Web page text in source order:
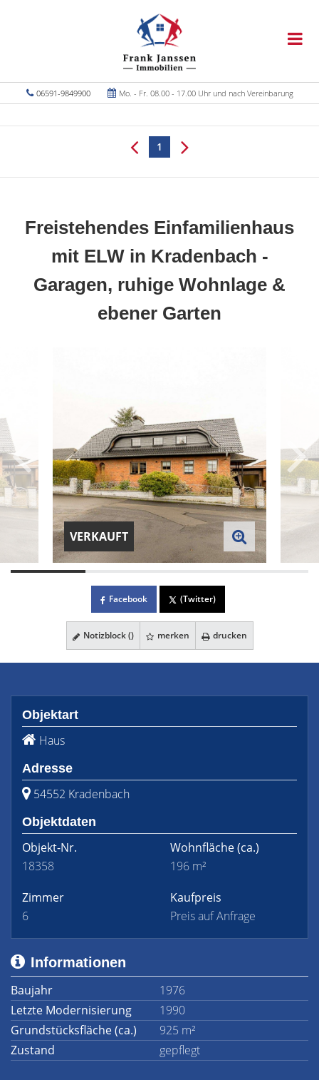
06591-9849900 Mo. - Fr. 08.00 - 17.00 Uhr und nach Vereinbarung
1
Freistehendes Einfamilienhaus
mit ELW in Kradenbach -
Garagen, ruhige Wohnlage &
ebener Garten
VERKAUFT
Facebook (Twitter)
Notizblock () merken drucken
Objektart
Haus
Adresse
54552 Kradenbach
Objektdaten
Objekt-Nr.
18358
Wohnfläche(ca.)
196 m²
Zimmer
6
Kaufpreis
Preis auf Anfrage
Informationen
Baujahr
1976
Letzte Modernisierung
1990
Grundstücksfläche (ca.)
925 m²
Zustand
gepflegt